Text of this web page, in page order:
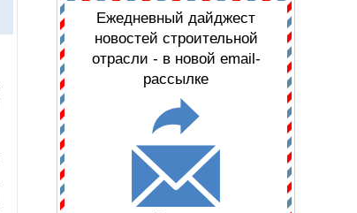
Ежедневный дайджест
новостей строительной
отрасли - в новой email-
рассылке